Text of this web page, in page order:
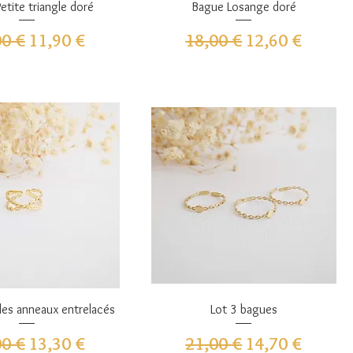
rapide
triangle doré
€ Prix promotionnel
11,90 €
Aperçu rapide
Bague Losange doré
Prix original
18,00 € Prix
12,60 €
rapide
anneaux entrelacés
€ Prix promotionnel
13,30 €
Aperçu rapide
Lot 3 bagues
Prix original
21,00 € Prix
14,70 €